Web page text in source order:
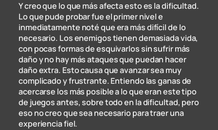
Y creo que lo que más afecta esto es la dificultad.
Lo que pude probar fue el primer nivel e
inmediatamente noté que era más difícil de lo
necesario. Los enemigos tienen demasiada vida,
con pocas formas de esquivarlos sin sufrir más
daño y no hay más ataques que puedan hacer
daño extra. Esto causa que avanzar sea muy
complicado y frustrante. Entiendo las ganas de
acercarse los más posible a lo que eran este tipo
de juegos antes, sobre todo en la dificultad, pero
eso no creo que sea necesario para traer una
experiencia fiel.